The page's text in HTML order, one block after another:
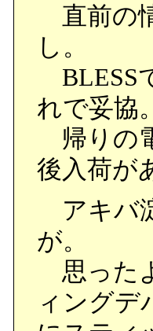
直前の
し。
BLESS
れで妥協。
帰りの
後入荷が
アキバ
が。
思った
ィングデ